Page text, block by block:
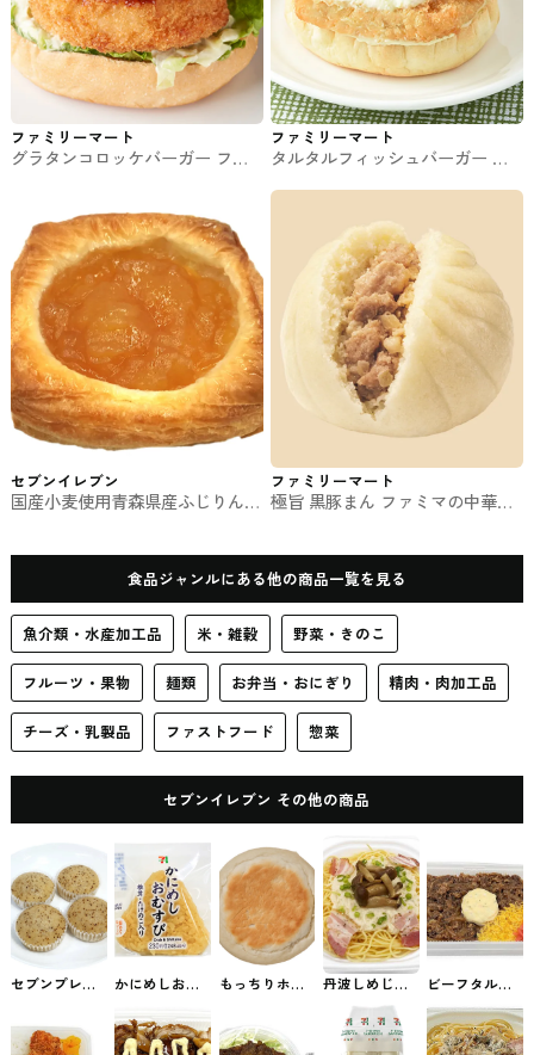
ファミリーマート
グラタンコロッケバーガー ファ
ファミリーマート
タルタルフィッシュバーガー フ
セブンイレブン
国産小麦使用青森県産ふじりんご
ファミリーマート
極旨 黒豚まん ファミマの中華ま
食品ジャンルにある他の商品一覧を見る
魚介類・水産加工品 米・雑穀 野菜・きのこ
フルーツ・果物 麺類 お弁当・おにぎり 精肉・肉加工品
チーズ・乳製品 ファストフード 惣菜
セブンイレブン その他の商品
セブンプレミ
アム アールグ
しパン4個入
セブンイレブ
ンの食事パン
かにめしおむ
すび セブンイ
ぎり
もっちりホッ
トク セブンイ
丹波しめじと
ベーコンの和
風クリームパ
スタ セブンの
パスタ
ビーフタルタ
ル弁当 セブン
のお弁当